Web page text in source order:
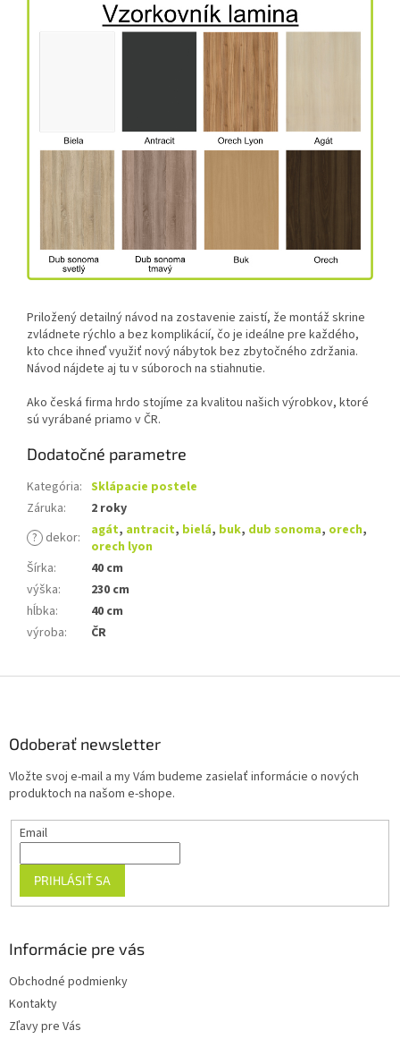
Priložený detailný návod na zostavenie zaistí, že montáž skrine
zvládnete rýchlo a bez komplikácií, čo je ideálne pre každého,
kto chce ihneď využiť nový nábytok bez zbytočného zdržania.
Návod nájdete aj tu v súboroch na stiahnutie.
Ako česká firma hrdo stojíme za kvalitou našich výrobkov, ktoré
sú vyrábané priamo v ČR.
Dodatočné parametre
Kategória: Sklápacie postele
Záruka:
2 roky
? dekor: agát, antracit, bielá, buk, dub sonoma, orech,
orech lyon
Šírka:
40 cm
výška:
230 cm
hĺbka:
40 cm
výroba: ČR
Odoberať newsletter
Vložte svoj e-mail a my Vám budeme zasielať informácie o nových
produktoch na našom e-shope.
Email
PRIHLÁSIŤ SA
Informácie pre vás
Obchodné podmienky
Kontakty
Zľavy pre Vás